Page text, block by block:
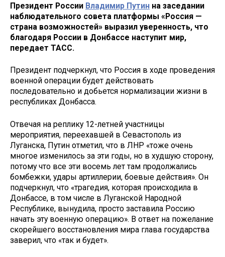
Президент России Владимир Путин на заседании
наблюдательного совета платформы «Россия —
страна возможностей» выразил уверенность, что
благодаря России в Донбассе наступит мир,
передает ТАСС.
Президент подчеркнул, что Россия в ходе проведения
военной операции будет действовать
последовательно и добьется нормализации жизни в
республиках Донбасса.
Отвечая на реплику 12-летней участницы
мероприятия, переехавшей в Севастополь из
Луганска, Путин отметил, что в ЛНР «тоже очень
многое изменилось за эти годы, но в худшую сторону,
потому что все эти восемь лет там продолжались
бомбежки, удары артиллерии, боевые действия». Он
подчеркнул, что «трагедия, которая происходила в
Донбассе, в том числе в Луганской Народной
Республике, вынудила, просто заставила Россию
начать эту военную операцию». В ответ на пожелание
скорейшего восстановления мира глава государства
заверил, что «так и будет».